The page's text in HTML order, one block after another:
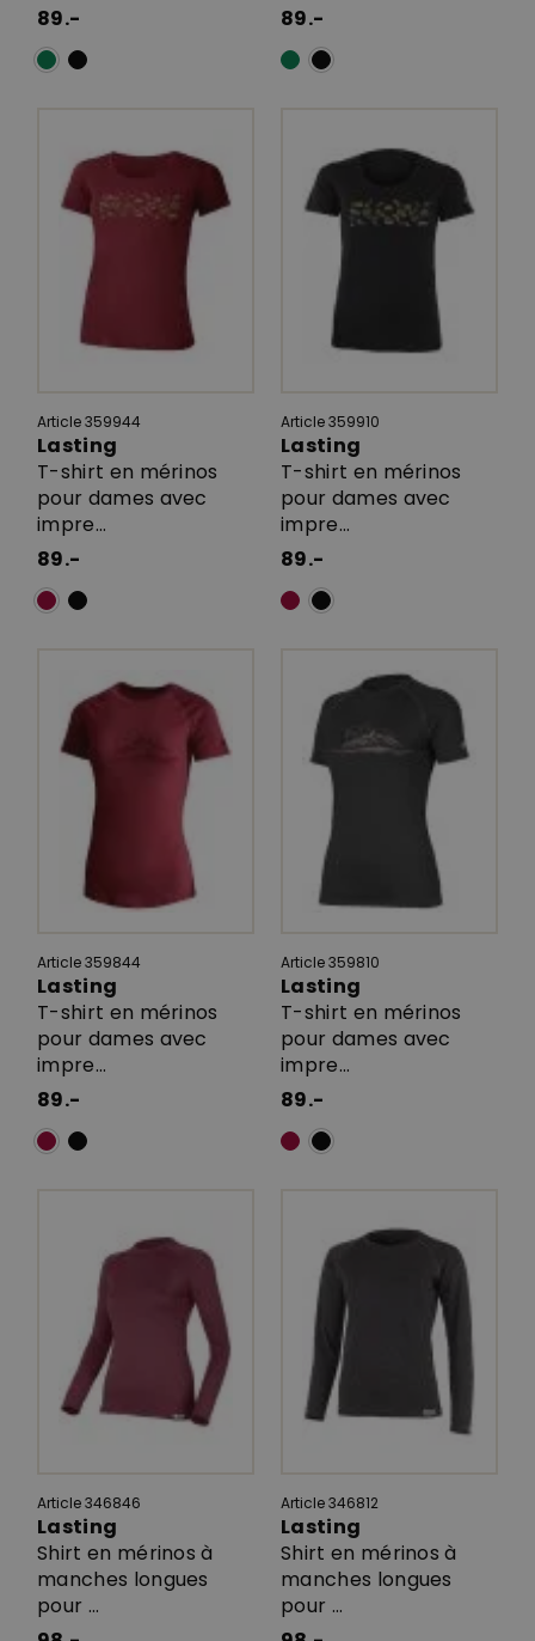
89.-
89.-
Article 359944
Lasting
T-shirt en mérinos
pour dames avec
impre...
89.-
Article 359910
Lasting
T-shirt en mérinos
pour dames avec
impre...
89.-
Article 359844
Lasting
T-shirt en mérinos
pour dames avec
impre...
89.-
Article 359810
Lasting
T-shirt en mérinos
pour dames avec
impre...
89.-
Article 346846
Lasting
Shirt en mérinos à
manches longues
pour ...
Article 346812
Lasting
Shirt en mérinos à
manches longues
pour ...